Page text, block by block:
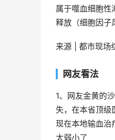
属于噬血细胞性
释放（细胞因子
来源 | 都市现场
网友看法
1、网友金黄的
失，在本省顶级
现在本地输血治
太弱小了